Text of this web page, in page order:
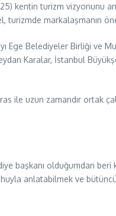
kentin turizm vizyonunu
turizmde markalaşmanın
Ege Belediyeler Birliği ve
Karalar, İstanbul
ile uzun zamandır ortak
başkanı olduğumdan
anlatabilmek ve